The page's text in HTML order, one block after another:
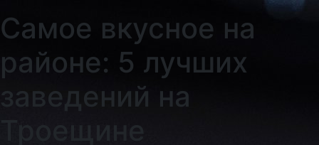
Самое вкусное на
районе: 5 лучших
заведений на